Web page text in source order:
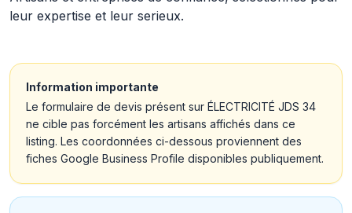
leur expertise et leur serieux.
Information importante
Le formulaire de devis présent sur ÉLECTRICITÉ JDS 34
ne cible pas forcément les artisans affichés dans ce
listing. Les coordonnées ci-dessous proviennent des
fiches Google Business Profile disponibles publiquement.